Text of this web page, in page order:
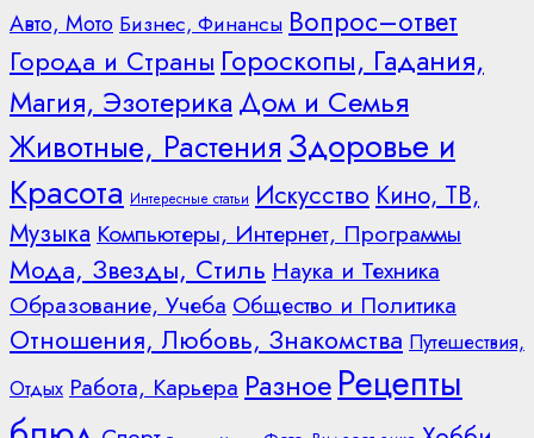
Авто, Мото Бизнес, Финансы Вопрос–ответ
Города и Страны Гороскопы, Гадания,
Магия, Эзотерика Дом и Семья
Животные, Растения Здоровье и
Красота Интересные статьи Искусство Кино, ТВ,
Музыка Компьютеры, Интернет, Программы
Мода, Звезды, Стиль Наука и Техника
Образование, Учеба Общество и Политика
Отношения, Любовь, Знакомства Путешествия,
Отдых Работа, Карьера Разное Рецепты